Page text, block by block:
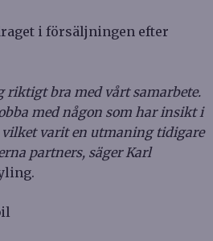
i försäljningen efter
riktigt bra med vårt samarbete.
med någon som har insikt i
vilket varit en utmaning tidigare
partners, säger Karl